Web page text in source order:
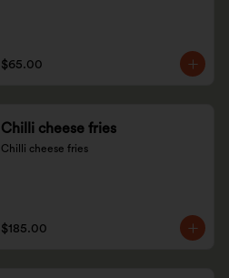
$65.00
Chilli cheese fries
Chilli cheese fries
$185.00